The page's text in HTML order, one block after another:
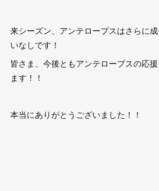
来シーズン、アンテロープスはさらに
いなしです！
皆さま、今後ともアンテロープスの応
ます！！
本当にありがとうございました！！